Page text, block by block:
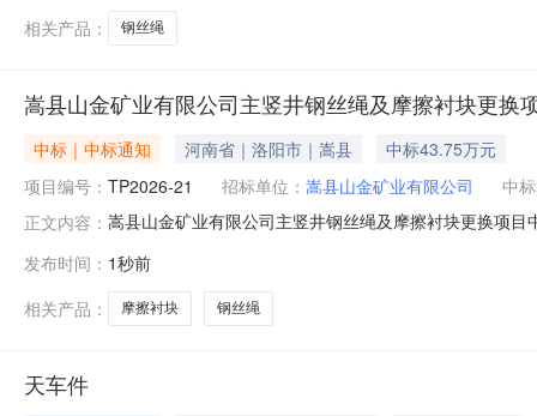
相关产品：
钢丝绳
嵩县山金矿业有限公司主竖井钢丝绳及摩擦衬块更换
中标｜中标通知 河南省｜洛阳市｜嵩县
中标43.75万元
项目编号： TP2026-21 招标单位： 嵩县山金矿业有限公司
中
正文内容： 嵩县山金矿业有限公司主竖井钢丝绳及摩擦衬块更换项
三、评审日期：2026-08-0609:45四、评审结果：序号
发布时间： 1秒前
相关产品：
摩擦衬块 钢丝绳
天车件